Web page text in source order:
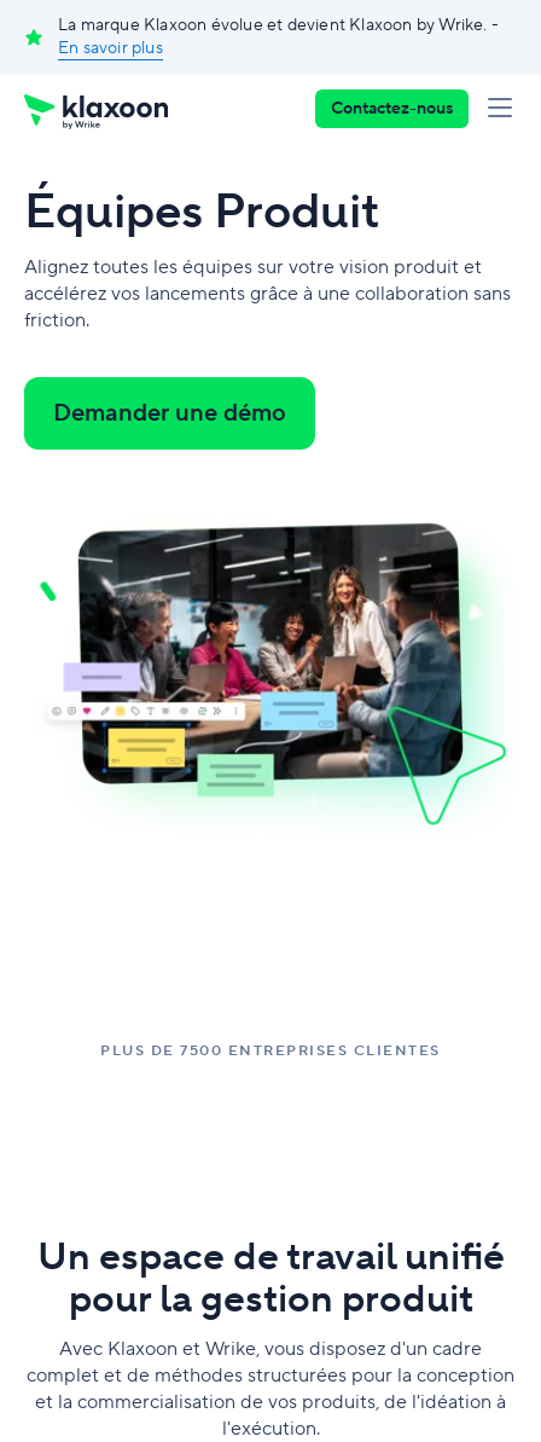
La marque Klaxoon évolue et devient Klaxoon by Wrike. -
En savoir plus
Contactez-nous
Équipes Produit
Alignez toutes les équipes sur votre vision produit et
accélérez vos lancements grâce à une collaboration sans
friction.
Demander une démo
PLUS DE 7500 ENTREPRISES CLIENTES
Un espace de travail unifié
pour la gestion produit
Avec Klaxoon et Wrike, vous disposez d'un cadre
complet et de méthodes structurées pour la conception
et la commercialisation de vos produits, de l'idéation à
l'exécution.